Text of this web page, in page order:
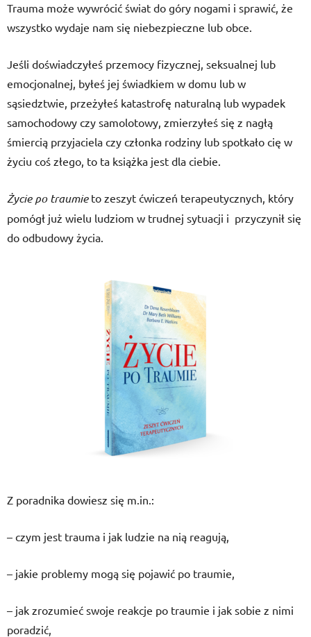
Trauma może wywrócić świat do góry nogami i sprawić, że
wszystko wydaje nam się niebezpieczne lub obce.
Jeśli doświadczyłeś przemocy fizycznej, seksualnej lub
emocjonalnej, byłeś jej świadkiem w domu lub w
sąsiedztwie, przeżyłeś katastrofę naturalną lub wypadek
samochodowy czy samolotowy, zmierzyłeś się z nagłą
śmiercią przyjaciela czy członka rodziny lub spotkało cię w
życiu coś złego, to ta książka jest dla ciebie.
Życie po traumieto zeszyt ćwiczeń terapeutycznych, który
pomógł już wielu ludziom w trudnej sytuacji i przyczynił się
do odbudowy życia.
Z poradnika dowiesz się m.in.:
– czym jest trauma i jak ludzie na nią reagują,
– jakie problemy mogą się pojawić po traumie,
– jak zrozumieć swoje reakcje po traumie i jak sobie z nimi
poradzić,